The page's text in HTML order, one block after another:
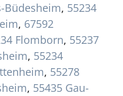
Büdesheim, 55234
, 67592
Flomborn, 55237
, 55234
, 55278
, 55435 Gau-